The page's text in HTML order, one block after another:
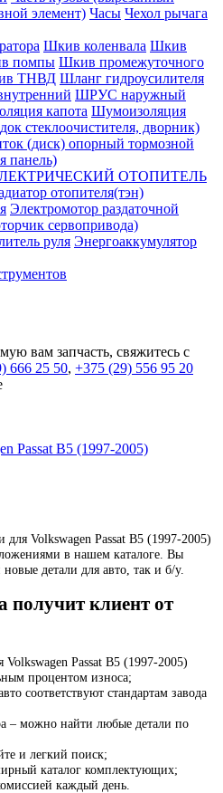
элемент) Часы Чехол рычага
Шкив коленвала Шкив
помпы Шкив промежуточного
ТНВД Шланг гидроусилителя
ШРУС наружный
капота Шумоизоляция
стеклоочистителя, дворник)
(диск) опорный тормозной
панель)
ОТОПИТЕЛЬ
отопителя(тэн)
Электромотор раздаточной
сервопривода)
руля Энергоаккумулятор
вам запчасть, свяжитесь с
666 25 50, +375 (29) 556 95 20
Passat B5 (1997-2005)
Volkswagen Passat B5 (1997-2005)
в нашем каталоге. Вы
детали для авто, так и б/у.
получит клиент от
Passat B5 (1997-2005)
процентом износа;
соответствуют стандартам завода
– можно найти любые детали по
и легкий поиск;
каталог комплектующих;
каждый день.